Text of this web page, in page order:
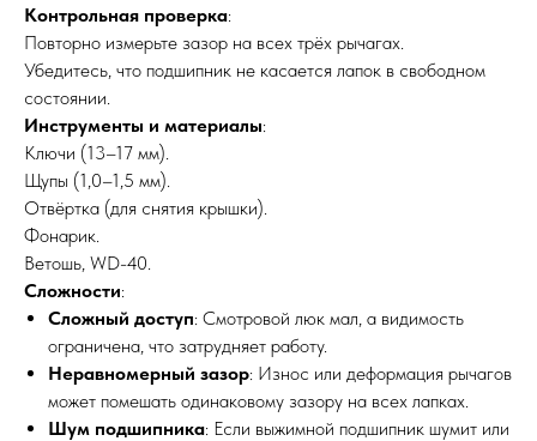
Контрольная проверка:
Повторно измерьте зазор на всех трёх рычагах.
Убедитесь, что подшипник не касается лапок в свободном
состоянии.
Инструменты и материалы:
Ключи (13–17 мм).
Щупы (1,0–1,5 мм).
Отвёртка (для снятия крышки).
Фонарик.
Ветошь, WD-40.
Сложности:
Сложный доступ: Смотровой люк мал, а видимость
ограничена, что затрудняет работу.
Неравномерный зазор: Износ или деформация рычагов
может помешать одинаковому зазору на всех лапках.
Шум подшипника: Если выжимной подшипник шумит или